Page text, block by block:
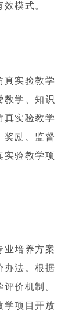
模式。
真实验教学
教学、知识
真实验教学
奖励、监督
实验教学项
业培养方案
办法。根据
价机制。
学项目开放